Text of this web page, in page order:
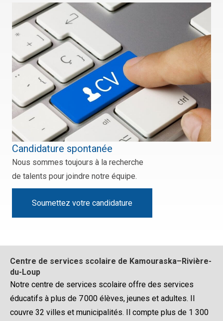
Candidature spontanée
Nous sommes toujours à la recherche
de talents pour joindre notre équipe.
Soumettez votre candidature
Centre de services scolaire de Kamouraska–Rivière-
du-Loup
Notre centre de services scolaire offre des services
éducatifs à plus de 7 000 élèves, jeunes et adultes. Il
couvre 32 villes et municipalités. Il compte plus de 1 300